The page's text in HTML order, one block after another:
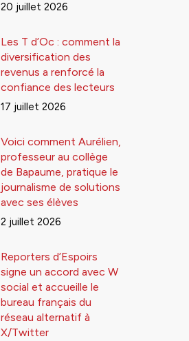
20 juillet 2026
Les T d’Oc : comment la
diversification des
revenus a renforcé la
confiance des lecteurs
17 juillet 2026
Voici comment Aurélien,
professeur au collège
de Bapaume, pratique le
journalisme de solutions
avec ses élèves
2 juillet 2026
Reporters d’Espoirs
signe un accord avec W
social et accueille le
bureau français du
réseau alternatif à
X/Twitter